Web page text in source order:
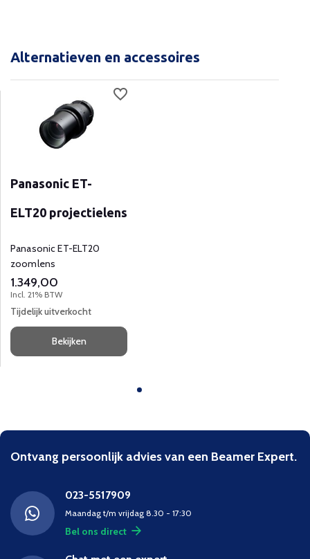
Alternatieven en accessoires
Panasonic ET-
ELT20 projectielens
Panasonic ET-ELT20
zoomlens
1.349,00
Incl. 21% BTW
Tijdelijk uitverkocht
Bekijken
Ontvang persoonlijk advies van een Beamer Expert.
023-5517909
Maandag t/m vrijdag 8.30 - 17:30
Bel ons direct